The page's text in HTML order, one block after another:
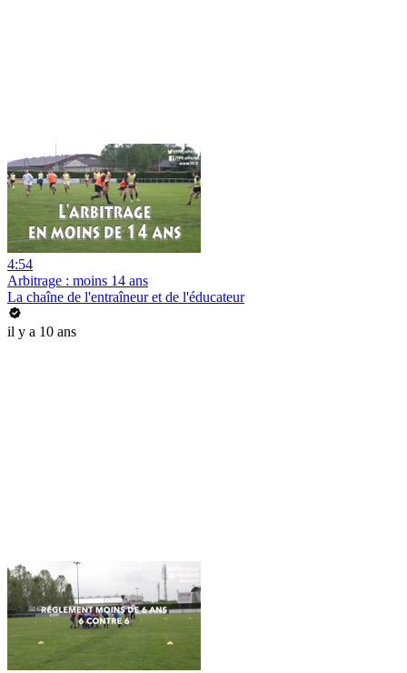
4:54
Arbitrage : moins 14 ans
La chaîne de l'entraîneur et de l'éducateur
il y a 10 ans